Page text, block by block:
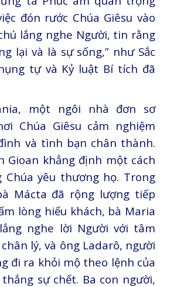
đón rước Chúa Giêsu vào
lắng nghe Người, tin rằng
lại và là sự sống,” như Sắc
tự và Kỷ luật Bí tích đã
một ngôi nhà đơn sơ
Chúa Giêsu cảm nghiệm
và tình bạn chân thành.
Gioan khẳng định một cách
Chúa yêu thương họ. Trong
Mácta đã rộng lượng tiếp
lòng hiếu khách, bà Maria
nghe lời Người với tâm
lý, và ông Ladarô, người
đi ra khỏi mộ theo lệnh của
sự chết. Ba con người,